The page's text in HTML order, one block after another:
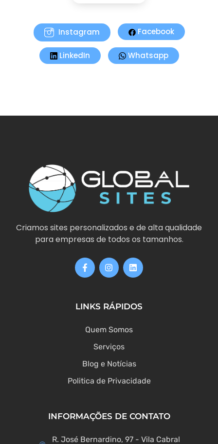
Instagram Facebook
LinkedIn Whatsapp
Criamos sites personalizados e de alta qualidade
para empresas de todos os tamanhos.
LINKS RÁPIDOS
Quem Somos
Serviços
Blog e Notícias
Politica de Privacidade
INFORMAÇÕES DE CONTATO
R. José Bernardino, 97 - Vila Cabral